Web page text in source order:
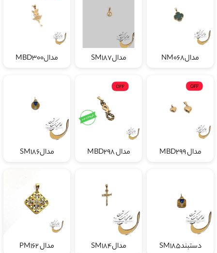
مدالNM068 مدالSM187 مدالMBD300
مدال MBD299 مدال MBD298 مدالSM186
دستبندSM185 مدالSM184 مدال PM162